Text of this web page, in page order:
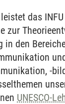
das
zur
in den
-
UNESCO-